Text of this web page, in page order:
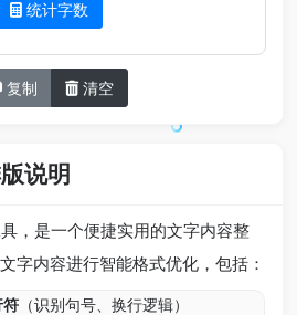
统计字数
复制 清空
说明
，是一个便捷实用的文字内容整
字内容进行智能格式优化，包括：
符 （识别句号、换行逻辑）